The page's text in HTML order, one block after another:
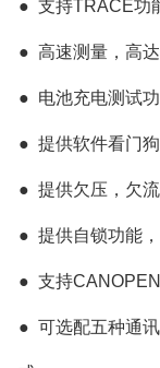
● 支持TRACE功
● 高速测量，高
● 电池充电测试
● 提供软件看门
● 提供欠压，欠
● 提供自锁功能
● 支持
● 可选配五种通